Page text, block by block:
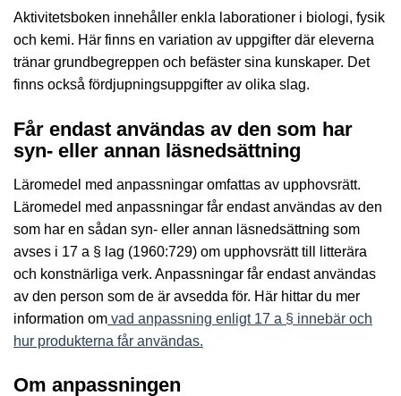
Aktivitetsboken innehåller enkla laborationer i biologi, fysik
och kemi. Här finns en variation av uppgifter där eleverna
tränar grundbegreppen och befäster sina kunskaper. Det
finns också fördjupningsuppgifter av olika slag.
Får endast användas av den som har
syn- eller annan läsnedsättning
Läromedel med anpassningar omfattas av upphovsrätt.
Läromedel med anpassningar får endast användas av den
som har en sådan syn- eller annan läsnedsättning som
avses i 17 a § lag (1960:729) om upphovsrätt till litterära
och konstnärliga verk. Anpassningar får endast användas
av den person som de är avsedda för. Här hittar du mer
information om vad anpassning enligt 17 a § innebär och
hur produkterna får användas.
Om anpassningen